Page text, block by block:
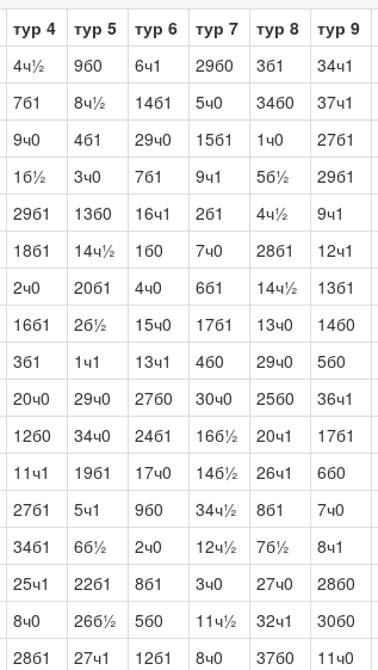
тур 4 тур 5 тур 6 тур 7 тур 8 тур 9
4ч½ 9б0 6ч1 29б0 3б1 34ч1
7б1 8ч½ 14б1 5ч0 34б0 37ч1
9ч0 4б1 29ч0 15б1 1ч0 27б1
1б½ 3ч0 7б1 9ч1 5б½ 29б1
29б1 13б0 16ч1 2б1 4ч½ 9ч1
18б1 14ч½ 1б0 7ч0 28б1 12ч1
2ч0 20б1 4ч0 6б1 14ч½ 13б1
16б1 2б½ 15ч0 17б1 13ч0 14б0
3б1 1ч1 13ч1 4б0 29ч0 5б0
20ч0 29ч0 27б0 30ч0 25б0 36ч1
12б0 34ч0 24б1 16б½ 20ч1 17б1
11ч1 19б1 17ч0 14б½ 26ч1 6б0
27б1 5ч1 9б0 34ч½ 8б1 7ч0
34б1 6б½ 2ч0 12ч½ 7б½ 8ч1
25ч1 22б1 8б1 3ч0 27ч0 28б0
8ч0 26б½ 5б0 11ч½ 32ч1 30б0
28б1 27ч1 12б1 8ч0 37б0 11ч0